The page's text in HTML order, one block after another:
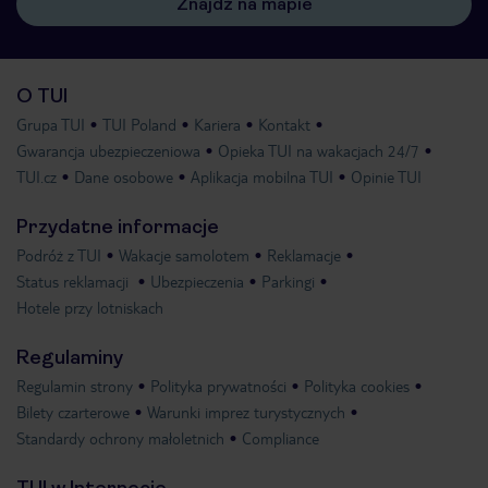
O TUI
Grupa TUI TUI Poland Kariera
Kontakt
Gwarancja ubezpieczeniowa
Opieka TUI na wakacjach 24/7
TUI.cz
Dane osobowe Aplikacja mobilna TUI Opinie TUI
Przydatne informacje
Podróż z TUI Wakacje samolotem
Reklamacje
Status reklamacji
Ubezpieczenia
Parkingi
Hotele przy lotniskach
Regulaminy
Regulamin strony Polityka prywatności
Polityka cookies
Bilety czarterowe
Warunki imprez turystycznych
Standardy ochrony małoletnich
Compliance